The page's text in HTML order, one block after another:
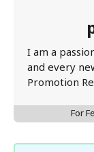
I am a
and every
Promotion
For